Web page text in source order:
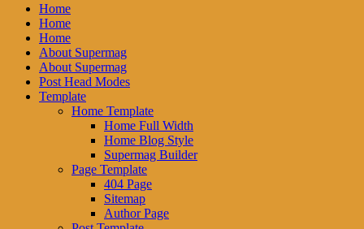
Home
Home
Home
About Supermag
About Supermag
Post Head Modes
Template
Home Template
Home Full Width
Home Blog Style
Supermag Builder
Page Template
404 Page
Sitemap
Author Page